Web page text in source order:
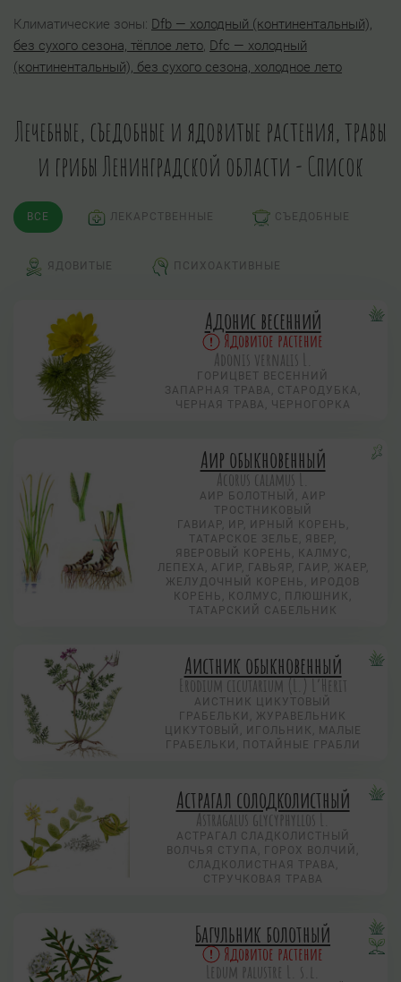
Климатические зоны: Dfb — холодный (континентальный),
без сухого сезона, тёплое лето, Dfс — холодный
(континентальный), без сухого сезона, холодное лето
Лечебные, съедобные и ядовитые растения, травы
и грибы Ленинградской области - Список
ВСЕ ЛЕКАРСТВЕННЫЕ СЪЕДОБНЫЕ
ЯДОВИТЫЕ ПСИХОАКТИВНЫЕ
Адонис весенний
Ядовитое растение
Adonis vernalis L.
ГОРИЦВЕТ ВЕСЕННИЙ
ЗАПАРНАЯ ТРАВА, СТАРОДУБКА,
ЧЕРНАЯ ТРАВА, ЧЕРНОГОРКА
Аир обыкновенный
Acorus calamus L.
АИР БОЛОТНЫЙ, АИР
ТРОСТНИКОВЫЙ
ГАВИАР, ИР, ИРНЫЙ КОРЕНЬ,
ТАТАРСКОЕ ЗЕЛЬЕ, ЯВЕР,
ЯВЕРОВЫЙ КОРЕНЬ, КАЛМУС,
ЛЕПЕХА, АГИР, ГАВЬЯР, ГАИР, ЖАЕР,
ЖЕЛУДОЧНЫЙ КОРЕНЬ, ИРОДОВ
КОРЕНЬ, КОЛМУС, ПЛЮШНИК,
ТАТАРСКИЙ САБЕЛЬНИК
Аистник обыкновенный
Erodium cicutarium (L.) L’Herit
АИСТНИК ЦИКУТОВЫЙ
ГРАБЕЛЬКИ, ЖУРАВЕЛЬНИК
ЦИКУТОВЫЙ, ИГОЛЬНИК, МАЛЫЕ
ГРАБЕЛЬКИ, ПОТАЙНЫЕ ГРАБЛИ
Астрагал солодколистный
Astragalus glycyphyllos L.
АСТРАГАЛ СЛАДКОЛИСТНЫЙ
ВОЛЧЬЯ СТУПА, ГОРОХ ВОЛЧИЙ,
СЛАДКОЛИСТНАЯ ТРАВА,
СТРУЧКОВАЯ ТРАВА
Багульник болотный
Ядовитое растение
Ledum palustre L. s.l.